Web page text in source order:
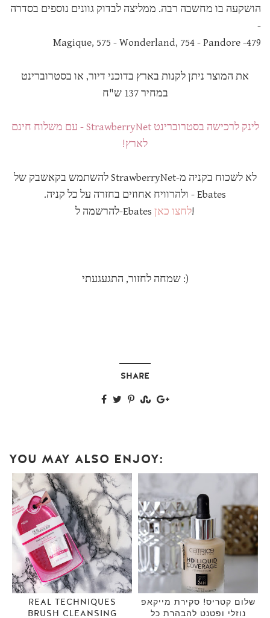
הושקעה בו מחשבה רבה. ממליצה לבדוק גוונים נוספים בסדרה
-
479- Magique, 575 - Wonderland, 754 - Pandore
את המוצר ניתן לקנות בארץ בדוכני דיור, או בסטרוברינט
במחיר 137 ש"ח
לינק לרכישה בסטרוברינט StrawberryNet - עם משלוח חינם
לארץ!
לא לשכוח בקניה מ-StrawberryNet להשתמש בקאשבק של
Ebates - ולהרוויח אחוזים בחזרה על כל קניה.
להרשמה ל-Ebates לחצו כאן!
שמחה לחזור, התגעגעתי :)
SHARE
YOU MAY ALSO ENJOY:
REAL TECHNIQUES
BRUSH CLEANSING
שלום קטריס! סקירת מייקאפ
נוזלי ופטנט להבהרת כל